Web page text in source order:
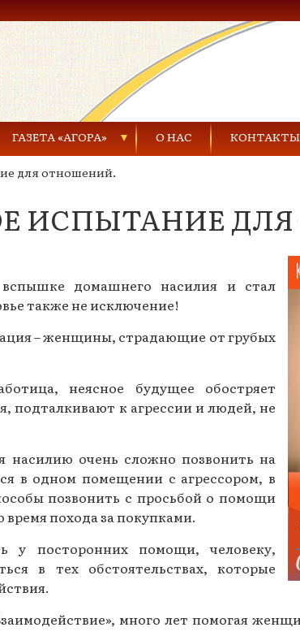
ГАЗЕТА «АГОРА»
Газеты за 2021 г.
Газеты за 2020 г.
Газеты за 2017 г.
Газеты за 2016 г.
Газеты за 2014 г.
Газеты за 2012 г.
О НАС КОНТАКТЫ
для отношений.
ИСПЫТАНИЕ
домашнего насилия и стал
также не исключение!
– женщины, страдающие от грубых
неясное будущее обостряет
подталкивают к агрессии и людей, не
насилию очень сложно позвонить на
в одном помещении с агрессором, в
позвонить с просьбой о помощи
похода за покупками.
у посторонних помощи, человеку,
в тех обстоятельствах, которые
много лет помогая